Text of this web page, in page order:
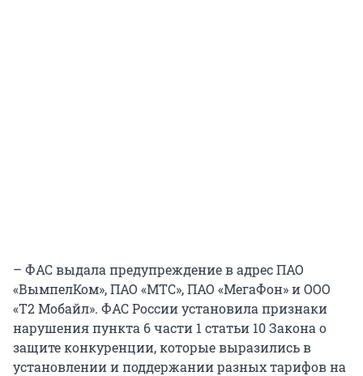
– ФАС выдала предупреждение в адрес ПАО
«ВымпелКом», ПАО «МТС», ПАО «МегаФон» и ООО
«Т2 Мобайл». ФАС России установила признаки
нарушения пункта 6 части 1 статьи 10 Закона о
защите конкуренции, которые выразились в
установлении и поддержании разных тарифов на